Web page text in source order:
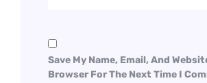
Save My Name, Email, And
Browser For The Next Time I